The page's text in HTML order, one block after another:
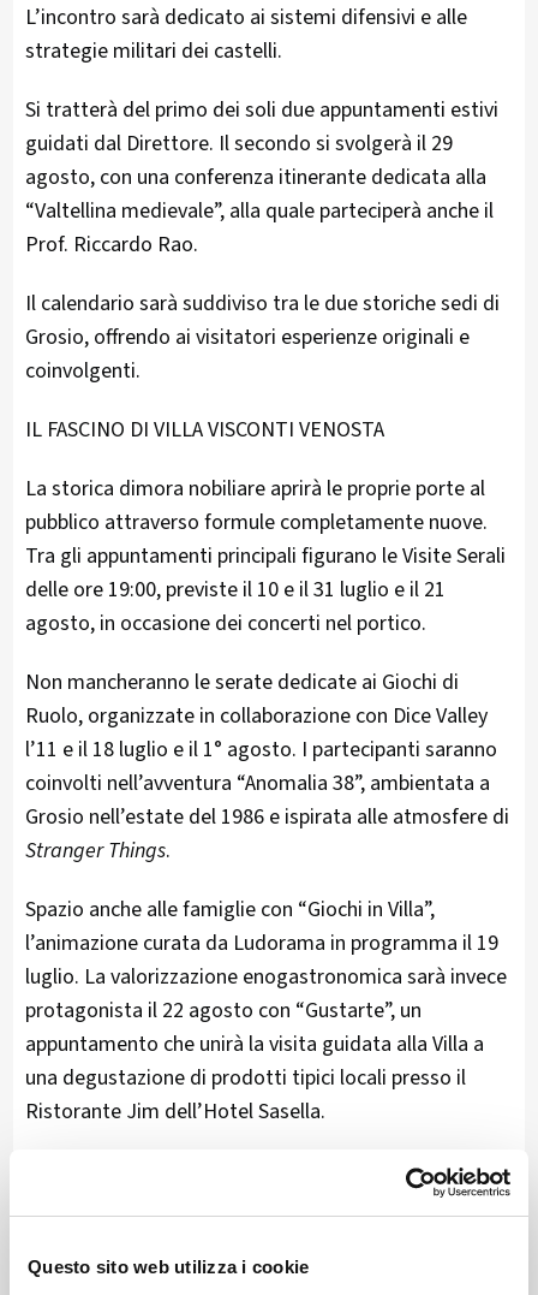
Questo sito web utilizza i cookie
L’incontro sarà dedicato ai sistemi difensivi e alle
strategie militari dei castelli.
Si tratterà del primo dei soli due appuntamenti estivi
guidati dal Direttore. Il secondo si svolgerà il 29
agosto, con una conferenza itinerante dedicata alla
“Valtellina medievale”, alla quale parteciperà anche il
Prof. Riccardo Rao.
Il calendario sarà suddiviso tra le due storiche sedi di
Grosio, offrendo ai visitatori esperienze originali e
coinvolgenti.
IL FASCINO DI VILLA VISCONTI VENOSTA
La storica dimora nobiliare aprirà le proprie porte al
pubblico attraverso formule completamente nuove.
Tra gli appuntamenti principali figurano le Visite Serali
delle ore 19:00, previste il 10 e il 31 luglio e il 21
agosto, in occasione dei concerti nel portico.
Non mancheranno le serate dedicate ai Giochi di
Ruolo, organizzate in collaborazione con Dice Valley
l’11 e il 18 luglio e il 1° agosto. I partecipanti saranno
coinvolti nell’avventura “Anomalia 38”, ambientata a
Grosio nell’estate del 1986 e ispirata alle atmosfere di
Stranger Things.
Spazio anche alle famiglie con “Giochi in Villa”,
l’animazione curata da Ludorama in programma il 19
luglio. La valorizzazione enogastronomica sarà invece
protagonista il 22 agosto con “Gustarte”, un
appuntamento che unirà la visita guidata alla Villa a
una degustazione di prodotti tipici locali presso il
Ristorante Jim dell’Hotel Sasella.
I SEGRETI DEL PARCO DELLE INCISIONI RUPESTRI
Parco mostrerà il proprio patrimonio archeologico e